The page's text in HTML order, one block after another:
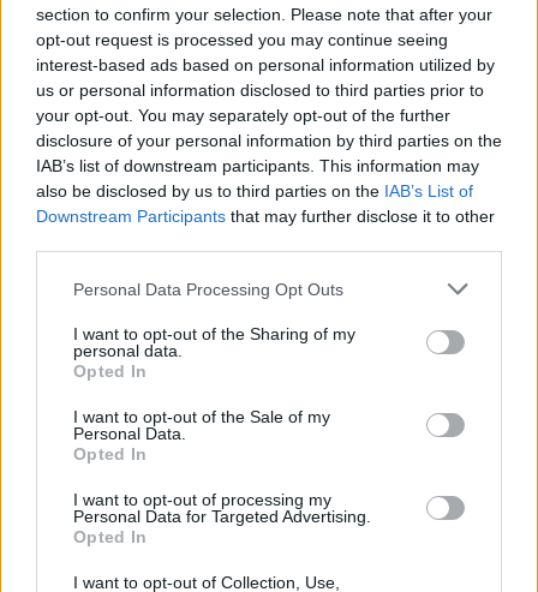
section to confirm your selection. Please note that after your
opt-out request is processed you may continue seeing
interest-based ads based on personal information utilized by
us or personal information disclosed to third parties prior to
your opt-out. You may separately opt-out of the further
disclosure of your personal information by third parties on the
IAB’s list of downstream participants. This information may
also be disclosed by us to third parties on the IAB’s List of
Downstream Participants that may further disclose it to other
Personal Data Processing Opt Outs
I want to opt-out of the Sharing of my
personal data.
Opted In
I want to opt-out of the Sale of my
Personal Data.
Opted In
I want to opt-out of processing my
Personal Data for Targeted Advertising.
Opted In
I want to opt-out of Collection, Use,
ΔΙΑΦΗΜΙΣΗ